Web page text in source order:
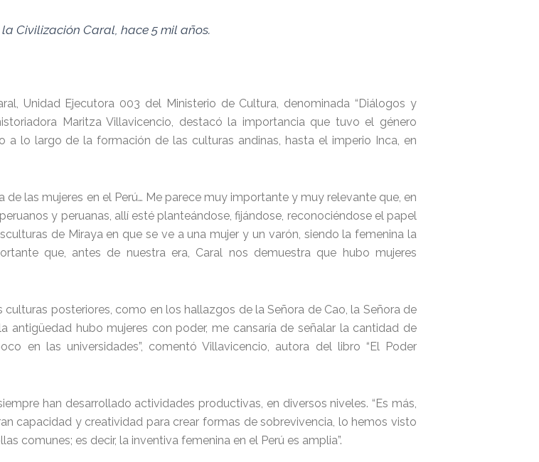
Civilización Caral, hace 5 mil años.
Unidad Ejecutora 003 del Ministerio de Cultura, denominada “Diálogos y
Maritza Villavicencio, destacó la importancia que tuvo el género
a lo largo de la formación de las culturas andinas, hasta el imperio Inca, en
las mujeres en el Perú… Me parece muy importante y muy relevante que, en
y peruanas, allí esté planteándose, fijándose, reconociéndose el papel
de Miraya en que se ve a una mujer y un varón, siendo la femenina la
que, antes de nuestra era, Caral nos demuestra que hubo mujeres
posteriores, como en los hallazgos de la Señora de Cao, la Señora de
antigüedad hubo mujeres con poder, me cansaría de señalar la cantidad de
en las universidades”, comentó Villavicencio, autora del libro “El Poder
han desarrollado actividades productivas, en diversos niveles. “Es más,
capacidad y creatividad para crear formas de sobrevivencia, lo hemos visto
comunes; es decir, la inventiva femenina en el Perú es amplia”.